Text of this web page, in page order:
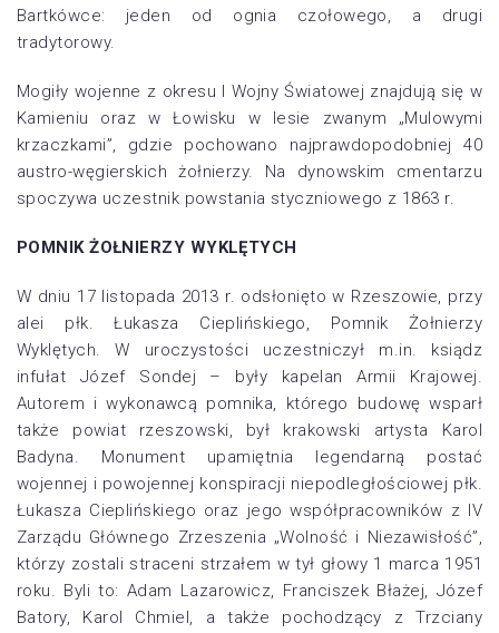
Bartkówce: jeden od ognia czołowego, a drugi
tradytorowy.
Mogiły wojenne z okresu I Wojny Światowej znajdują się w
Kamieniu oraz w Łowisku w lesie zwanym „Mulowymi
krzaczkami”, gdzie pochowano najprawdopodobniej 40
austro-węgierskich żołnierzy. Na dynowskim cmentarzu
spoczywa uczestnik powstania styczniowego z 1863 r.
POMNIK ŻOŁNIERZY WYKLĘTYCH
W dniu 17 listopada 2013 r. odsłonięto w Rzeszowie, przy
alei płk. Łukasza Cieplińskiego, Pomnik Żołnierzy
Wyklętych. W uroczystości uczestniczył m.in. ksiądz
infułat Józef Sondej – były kapelan Armii Krajowej.
Autorem i wykonawcą pomnika, którego budowę wsparł
także powiat rzeszowski, był krakowski artysta Karol
Badyna. Monument upamiętnia legendarną postać
wojennej i powojennej konspiracji niepodległościowej płk.
Łukasza Cieplińskiego oraz jego współpracowników z IV
Zarządu Głównego Zrzeszenia „Wolność i Niezawisłość”,
którzy zostali straceni strzałem w tył głowy 1 marca 1951
roku. Byli to: Adam Lazarowicz, Franciszek Błażej, Józef
Batory, Karol Chmiel, a także pochodzący z Trzciany